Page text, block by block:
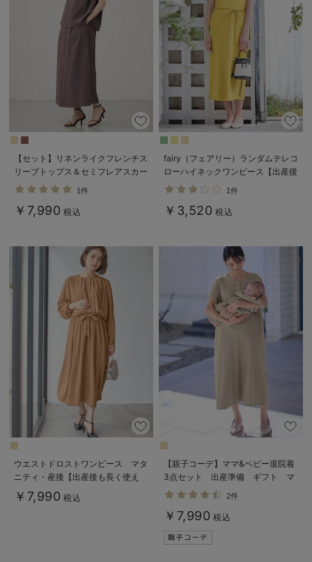
【セット】リネンライクフレンチス
リーブトップス＆セミフレアスカー
トセットアップ マタニティ・授乳
服【出産後も長く着られる】
1件
￥7,990 税込
fairy（フェアリー）ランダムテレコ
ローハイネックワンピース【出産後
も長く使える】
1件
￥3,520 税込
ウエストドロストワンピース マタ
ニティ・産後【出産後も長く使え
る】
￥7,990 税込
【親子コーデ】ママ&ベビー退院着
3点セット 出産準備 ギフト マ
タニティ・産後【出産後も長く使え
2件
￥7,990 税込